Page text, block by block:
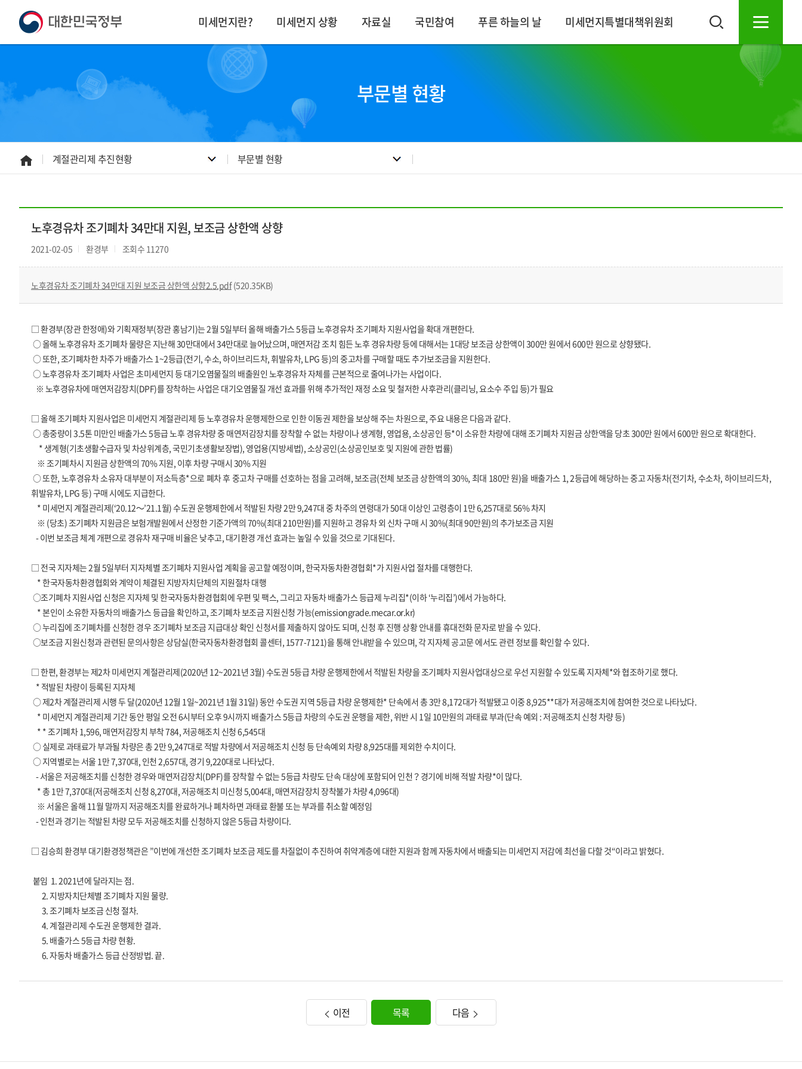
용
로
가
소
로
가
미세먼지란? 미세먼지 상황 자료실 국민참여 푸른 하늘의 날 미세먼지특별대책위원회
부문별 현황
홈 계절관리제 추진현황 부문별 현황
노후경유차 조기폐차 34만대 지원, 보조금 상한액 상향
2021-02-05 환경부 조회수 11270
노후경유차 조기폐차 34만대 지원 보조금 상한액 상향2.5.pdf(520.35KB)
□ 환경부(장관 한정애)와 기획재정부(장관 홍남기)는 2월 5일부터 올해 배출가스 5등급 노후경유차 조기폐차 지원사업을 확대 개편한다.
○ 올해 노후경유차 조기폐차 물량은 지난해 30만대에서 34만대로 늘어났으며, 매연저감 조치 힘든 노후 경유차량 등에 대해서는 1대당 보조금 상한액이 300만 원에서 600만 원으로 상향됐다.
○ 또한, 조기폐차한 차주가 배출가스 1~2등급(전기, 수소, 하이브리드차, 휘발유차, LPG 등)의 중고차를 구매할 때도 추가보조금을 지원한다.
○ 노후경유차 조기폐차 사업은 초미세먼지 등 대기오염물질의 배출원인 노후경유차 자체를 근본적으로 줄여나가는 사업이다.
※ 노후경유차에 매연저감장치(DPF)를 장착하는 사업은 대기오염물질 개선 효과를 위해 추가적인 재정 소요 및 철저한 사후관리(클리닝, 요소수 주입 등)가 필요
□ 올해 조기폐차 지원사업은 미세먼지 계절관리제 등 노후경유차 운행제한으로 인한 이동권 제한을 보상해 주는 차원으로, 주요 내용은 다음과 같다.
○ 총중량이 3.5톤 미만인 배출가스 5등급 노후 경유차량 중 매연저감장치를 장착할 수 없는 차량이나 생계형, 영업용, 소상공인 등*이 소유한 차량에 대해 조기폐차 지원금 상한액을 당초 300만 원에서 600만 원으로 확대한다.
* 생계형(기초생활수급자 및 차상위계층, 국민기초생활보장법), 영업용(지방세법), 소상공인(소상공인보호 및 지원에 관한 법률)
※ 조기폐차시 지원금 상한액의 70% 지원, 이후 차량 구매시 30% 지원
○ 또한, 노후경유차 소유자 대부분이 저소득층*으로 폐차 후 중고차 구매를 선호하는 점을 고려해, 보조금(전체 보조금 상한액의 30%, 최대 180만 원)을 배출가스 1, 2등급에 해당하는 중고 자동차(전기차, 수소차, 하이브리드차,
휘발유차, LPG 등) 구매 시에도 지급한다.
* 미세먼지 계절관리제(‘20.12～’21.1월) 수도권 운행제한에서 적발된 차량 2만 9,247대 중 차주의 연령대가 50대 이상인 고령층이 1만 6,257대로 56% 차지
※ (당초) 조기폐차 지원금은 보험개발원에서 산정한 기준가액의 70%(최대 210만원)를 지원하고 경유차 외 신차 구매 시 30%(최대 90만원)의 추가보조금 지원
- 이번 보조금 체계 개편으로 경유차 재구매 비율은 낮추고, 대기환경 개선 효과는 높일 수 있을 것으로 기대된다.
□ 전국 지자체는 2월 5일부터 지자체별 조기폐차 지원사업 계획을 공고할 예정이며, 한국자동차환경협회*가 지원사업 절차를 대행한다.
* 한국자동차환경협회와 계약이 체결된 지방자치단체의 지원절차 대행
○조기폐차 지원사업 신청은 지자체 및 한국자동차환경협회에 우편 및 팩스, 그리고 자동차 배출가스 등급제 누리집*(이하 ‘누리집’)에서 가능하다.
* 본인이 소유한 자동차의 배출가스 등급을 확인하고, 조기폐차 보조금 지원신청 가능(emissiongrade.mecar.or.kr)
○ 누리집에 조기폐차를 신청한 경우 조기폐차 보조금 지급대상 확인 신청서를 제출하지 않아도 되며, 신청 후 진행 상황 안내를 휴대전화 문자로 받을 수 있다.
○보조금 지원신청과 관련된 문의사항은 상담실(한국자동차환경협회 콜센터, 1577-7121)을 통해 안내받을 수 있으며, 각 지자체 공고문 에서도 관련 정보를 확인할 수 있다.
□ 한편, 환경부는 제2차 미세먼지 계절관리제(2020년 12~2021년 3월) 수도권 5등급 차량 운행제한에서 적발된 차량을 조기폐차 지원사업대상으로 우선 지원할 수 있도록 지자체*와 협조하기로 했다.
* 적발된 차량이 등록된 지자체
○ 제2차 계절관리제 시행 두 달(2020년 12월 1일~2021년 1월 31일) 동안 수도권 지역 5등급 차량 운행제한* 단속에서 총 3만 8,172대가 적발됐고 이중 8,925**대가 저공해조치에 참여한 것으로 나타났다.
* 미세먼지 계절관리제 기간 동안 평일 오전 6시부터 오후 9시까지 배출가스 5등급 차량의 수도권 운행을 제한, 위반 시 1일 10만원의 과태료 부과(단속 예외 : 저공해조치 신청 차량 등)
* * 조기폐차 1,596, 매연저감장치 부착 784, 저공해조치 신청 6,545대
○ 실제로 과태료가 부과될 차량은 총 2만 9,247대로 적발 차량에서 저공해조치 신청 등 단속예외 차량 8,925대를 제외한 수치이다.
○ 지역별로는 서울 1만 7,370대, 인천 2,657대, 경기 9,220대로 나타났다.
- 서울은 저공해조치를 신청한 경우와 매연저감장치(DPF)를 장착할 수 없는 5등급 차량도 단속 대상에 포함되어 인천？경기에 비해 적발 차량*이 많다.
* 총 1만 7,370대(저공해조치 신청 8,270대, 저공해조치 미신청 5,004대, 매연저감장치 장착불가 차량 4,096대)
※ 서울은 올해 11월 말까지 저공해조치를 완료하거나 폐차하면 과태료 환불 또는 부과를 취소할 예정임
- 인천과 경기는 적발된 차량 모두 저공해조치를 신청하지 않은 5등급 차량이다.
□ 김승희 환경부 대기환경정책관은 ”이번에 개선한 조기폐차 보조금 제도를 차질없이 추진하여 취약계층에 대한 지원과 함께 자동차에서 배출되는 미세먼지 저감에 최선을 다할 것“이라고 밝혔다.
붙임 1. 2021년에 달라지는 점.
2. 지방자치단체별 조기폐차 지원 물량.
3. 조기폐차 보조금 신청 절차.
4. 계절관리제 수도권 운행제한 결과.
5. 배출가스 5등급 차량 현황.
6. 자동차 배출가스 등급 산정방법. 끝.
이전 목록 다음